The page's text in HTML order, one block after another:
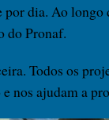
dia. Ao longo
do Pronaf.
Todos os
nos ajudam a